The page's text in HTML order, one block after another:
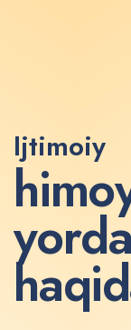
Ijtimoiy
himo
yorda
haqid